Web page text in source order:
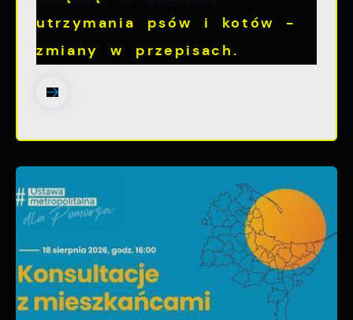
utrzymania psów i kotów -
zmiany w przepisach.